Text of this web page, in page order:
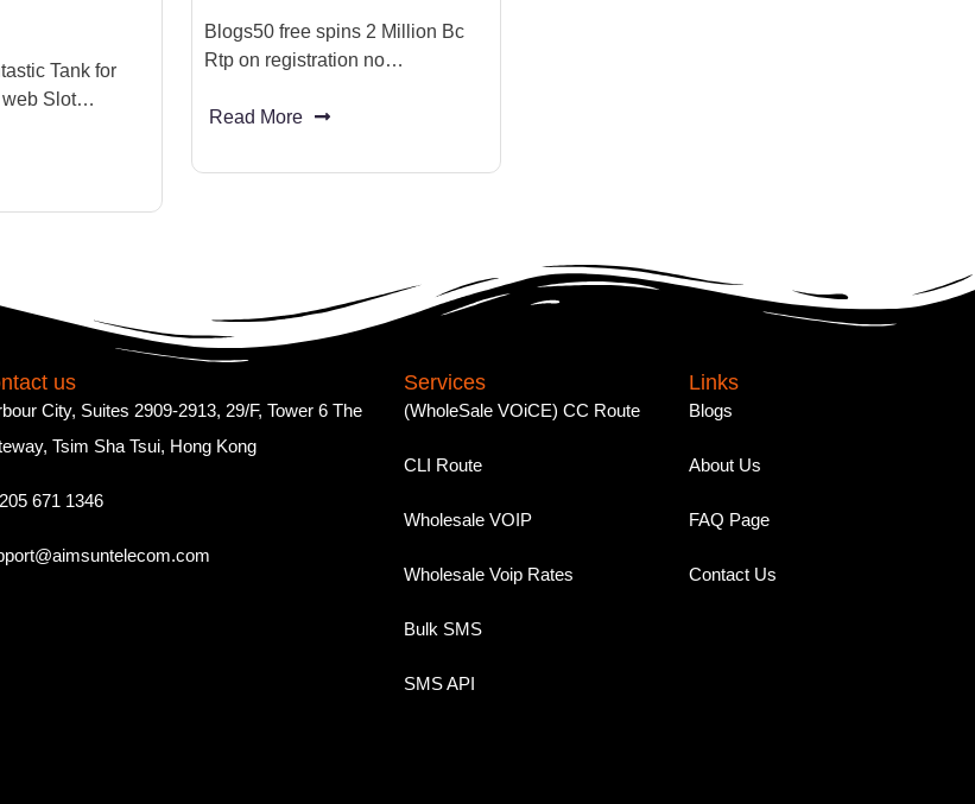
Tank for
web Slot…
Blogs50 free spins 2 Million Bc
Rtp on registration no…
Read More
us
City, Suites 2909-2913, 29/F, Tower 6 The
Tsim Sha Tsui, Hong Kong
671 1346
Services
(WholeSale VOiCE) CC Route
CLI Route
Wholesale VOIP
Wholesale Voip Rates
Bulk SMS
SMS API
Links
Blogs
About Us
FAQ Page
Contact Us